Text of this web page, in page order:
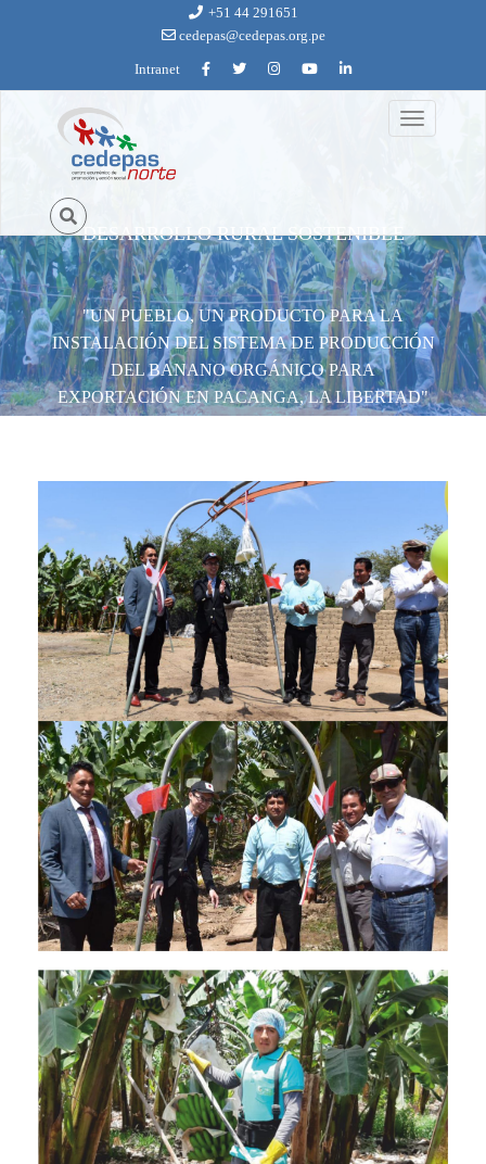
+51 44 291651
cedepas@cedepas.org.pe
Intranet
Toggle
navigation
un_pueblo_un_producto_1.jpg
DESARROLLO RURAL SOSTENIBLE
"UN PUEBLO, UN PRODUCTO PARA LA
INSTALACIÓN DEL SISTEMA DE PRODUCCIÓN
DEL BANANO ORGÁNICO PARA
EXPORTACIÓN EN PACANGA, LA LIBERTAD"
un_pueblo_un_producto_2.jpg